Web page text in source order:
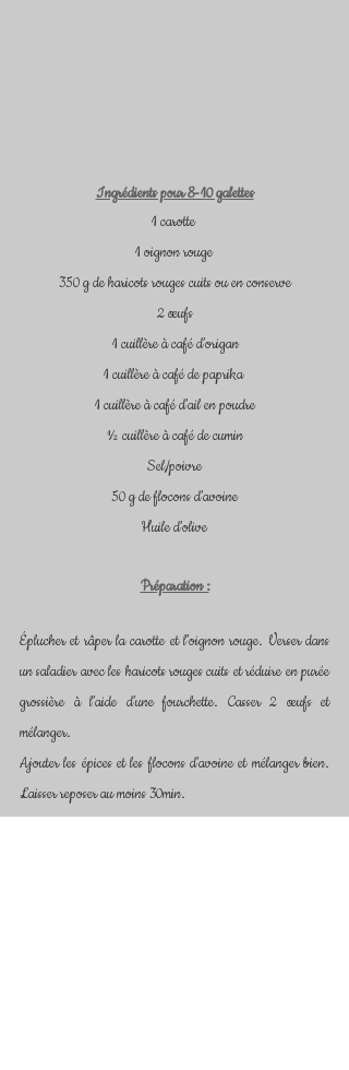
Ingrédients pour 8-10 galettes
1 carotte
1 oignon rouge
350 g de haricots rouges cuits ou en conserve
2 œufs
1 cuillère à café d’origan
1 cuillère à café de paprika
1 cuillère à café d’ail en poudre
½ cuillère à café de cumin
Sel/poivre
50 g de flocons d’avoine
Huile d’olive
Préparation :
Éplucher et râper la carotte et l’oignon rouge. Verser dans
un saladier avec les haricots rouges cuits et réduire en purée
grossière à l’aide d’une fourchette. Casser 2 œufs et
mélanger.
Ajouter les épices et les flocons d’avoine et mélanger bien.
Laisser reposer au moins 30min.